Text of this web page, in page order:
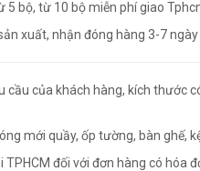
5 bộ, từ 10 bộ miễn phí giao
xuất, nhận đóng hàng 3-7 ngày
cầu của khách hàng, kích thước
mới quầy, ốp tường, bàn ghế,
TPHCM đối với đơn hàng có hóa